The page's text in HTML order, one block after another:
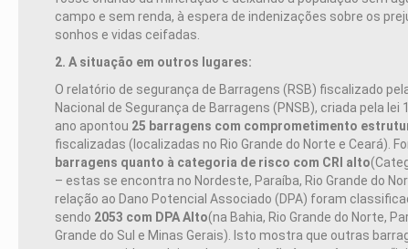
campo e sem renda, à espera de indenizações sobre os
sonhos e vidas ceifadas.
2. A situação em outros lugares:
O relatório de segurança de Barragens (RSB) fiscalizado
Nacional de Segurança de Barragens (PNSB), criada pela lei
ano apontou 25 barragens com comprometimento
fiscalizadas (localizadas no Rio Grande do Norte e Ceará).
barragens quanto à categoria de risco com CRI alto
– estas se encontra no Nordeste, Paraíba, Rio Grande do
relação ao Dano Potencial Associado (DPA) foram
sendo 2053 com DPA Alto(na Bahia, Rio Grande do Norte,
Grande do Sul e Minas Gerais). Isto mostra que outras